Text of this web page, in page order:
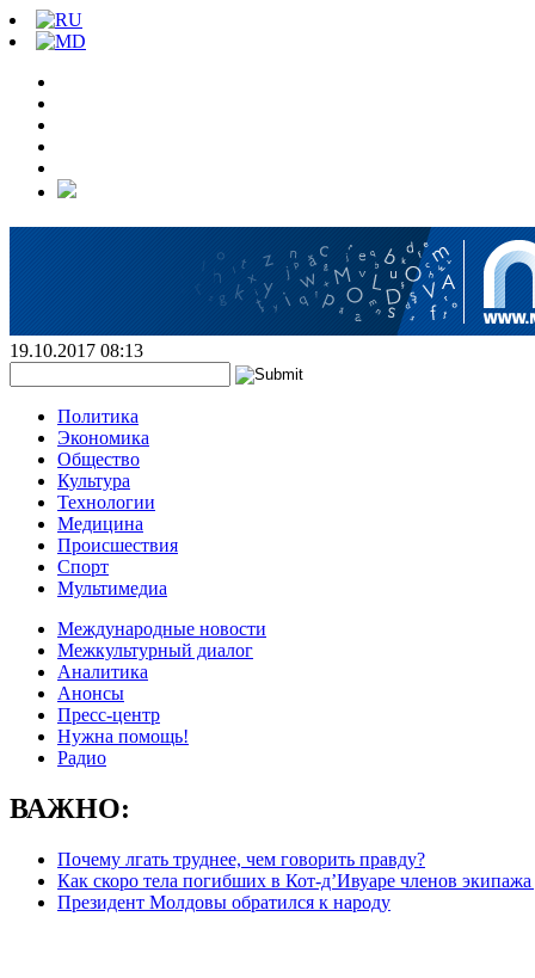
19.10.2017 08:13
Политика
Экономика
Общество
Культура
Технологии
Медицина
Происшествия
Спорт
Мультимедиа
Международные новости
Межкультурный диалог
Аналитика
Анонсы
Пресс-центр
Нужна помощь!
Радио
ВАЖНО:
Почему лгать труднее, чем говорить правду?
Как скоро тела погибших в Кот-д’Ивуаре членов
Президент Молдовы обратился к народу